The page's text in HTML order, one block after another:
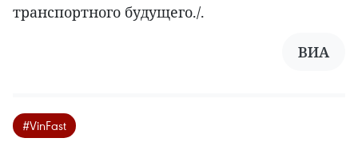
транспортного будущего./.
ВИА
#VinFast